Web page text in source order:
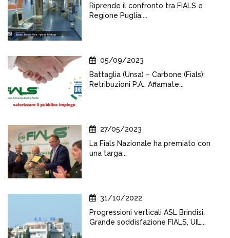
Riprende il confronto tra FIALS e
Regione Puglia:...
05/09/2023
Battaglia (Unsa) – Carbone (Fials):
Retribuzioni P.A., Affamate...
27/05/2023
La Fials Nazionale ha premiato con
una targa...
31/10/2022
Progressioni verticali ASL Brindisi:
Grande soddisfazione FIALS, UIL...